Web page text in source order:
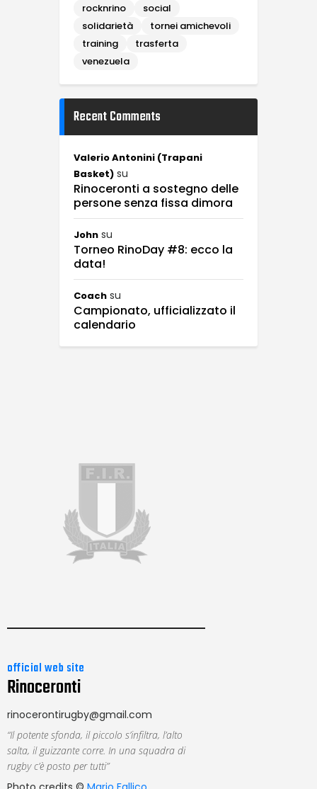
rocknrino
social
solidarietà
tornei amichevoli
training
trasferta
venezuela
Recent Comments
Valerio Antonini (Trapani
Basket) su
Rinoceronti a sostegno delle
persone senza fissa dimora
John su
Torneo RinoDay #8: ecco la
data!
Coach su
Campionato, ufficializzato il
calendario
official web site
Rinoceronti
rinocerontirugby@gmail.com
“Il potente sfonda, il piccolo s’infiltra, l’alto
salta, il guizzante corre. In una squadra di
rugby c’è posto per tutti”